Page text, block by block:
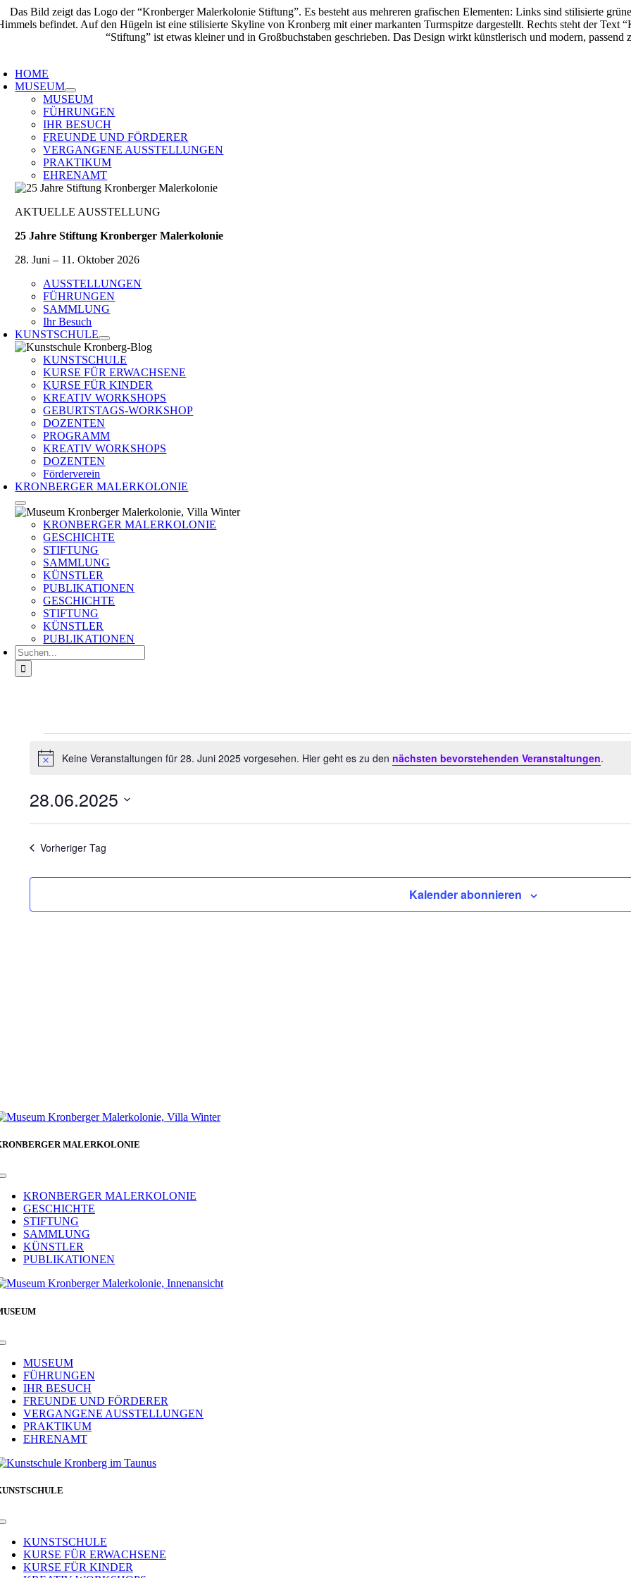
Zum
Inhalt
HOME
MUSEUM
MUSEUM
FÜHRUNGEN
IHR BESUCH
FREUNDE UND FÖRDERER
VERGANGENE AUSSTELLUNGEN
PRAKTIKUM
EHRENAMT
AKTUELLE AUSSTELLUNG
25 Jahre Stiftung Kronberger Malerkolonie
28. Juni – 11. Oktober 2026
AUSSTELLUNGEN
FÜHRUNGEN
SAMMLUNG
Ihr Besuch
KUNSTSCHULE
KUNSTSCHULE
KURSE FÜR ERWACHSENE
KURSE FÜR KINDER
KREATIV WORKSHOPS
GEBURTSTAGS-WORKSHOP
DOZENTEN
PROGRAMM
KREATIV WORKSHOPS
DOZENTEN
Förderverein
KRONBERGER MALERKOLONIE
KRONBERGER MALERKOLONIE
GESCHICHTE
STIFTUNG
SAMMLUNG
KÜNSTLER
PUBLIKATIONEN
GESCHICHTE
STIFTUNG
KÜNSTLER
PUBLIKATIONEN
Suche
nach:
für
2025
HinweisKeine Veranstaltungen für 28. Juni 2025 vorgesehen. Hier geht es zu den nächsten bevorstehenden Veranstaltungen.
28.06.2025
Vorheriger Tag
Kalender abonnieren
MALERKOLONIE
Toggle
NavigationKRONBERGER MALERKOLONIE
GESCHICHTE
STIFTUNG
SAMMLUNG
KÜNSTLER
PUBLIKATIONEN
Toggle
NavigationMUSEUM
FÜHRUNGEN
IHR BESUCH
FREUNDE UND FÖRDERER
VERGANGENE AUSSTELLUNGEN
PRAKTIKUM
EHRENAMT
Toggle
NavigationKUNSTSCHULE
KURSE FÜR ERWACHSENE
KURSE FÜR KINDER